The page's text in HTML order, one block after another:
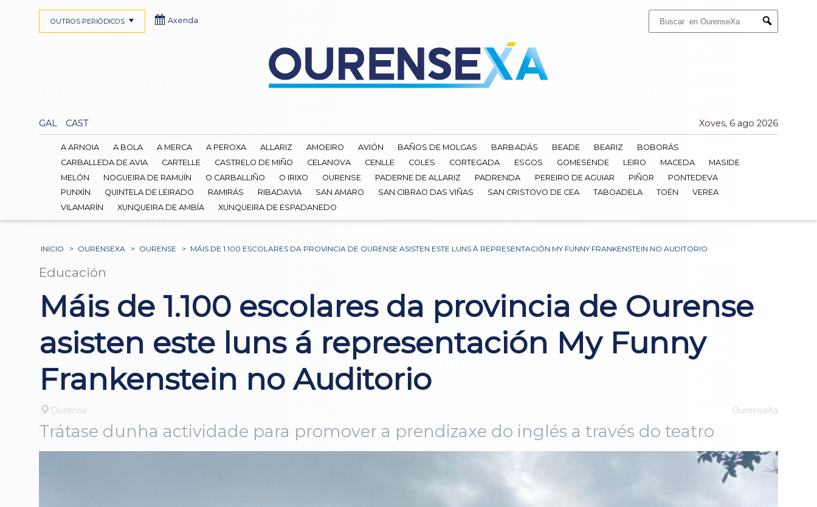
Submit
GAL CAST Xoves, 6 ago 2026
OUTROS PERIÓDICOS Axenda
A ARNOIA A BOLA A MERCA A PEROXA ALLARIZ AMOEIRO AVIÓN BAÑOS DE MOLGAS BARBADÁS BEADE BEARIZ
BOBORÁS
CARBALLEDA DE AVIA
CARTELLE CASTRELO DE MIÑO CELANOVA CENLLE COLES CORTEGADA ESGOS GOMESENDE LEIRO MACEDA
MASIDE
MELÓN
NOGUEIRA DE RAMUÍN O CARBALLIÑO O IRIXO OURENSE PADERNE DE ALLARIZ PADRENDA PEREIRO DE AGUIAR PIÑOR
PONTEDEVA
PUNXÍN
QUINTELA DE LEIRADO RAMIRÁS RIBADAVIA SAN AMARO SAN CIBRAO DAS VIÑAS SAN CRISTOVO DE CEA TABOADELA TOÉN
VEREA
VILAMARÍN
XUNQUEIRA DE AMBÍA XUNQUEIRA DE ESPADANEDO
INICIO > OURENSEXA > OURENSE > MÁIS DE 1.100 ESCOLARES DA PROVINCIA DE OURENSE ASISTEN ESTE LUNS Á REPRESENTACIÓN MY FUNNY FRANKENSTEIN NO AUDITORIO
Educación
Máis de 1.100 escolares da provincia de Ourense
asisten este luns á representación My Funny
Frankenstein no Auditorio
Ourense OurenseXa
Trátase dunha actividade para promover a prendizaxe do inglés a través do teatro